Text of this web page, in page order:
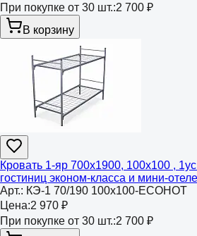
При покупке от 30 шт.:2 700 ₽
В корзину
Кровать 1-яр 700х1900, 100х100 ,
гостиниц эконом-класса и мини-
Арт.: КЭ-1 70/190 100х100-ECOHOT
Цена:2 970 ₽
При покупке от 30 шт.:2 700 ₽